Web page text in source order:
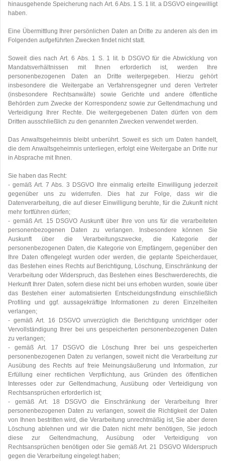
hinausgehende Speicherung nach Art. 6 Abs. 1 S. 1 lit. a DSGVO eingewilligt
haben.
Eine Übermittlung Ihrer persönlichen Daten an Dritte zu anderen als den im
Folgenden aufgeführten Zwecken findet nicht statt.
Soweit dies nach Art. 6 Abs. 1 S. 1 lit. b DSGVO für die Abwicklung von
Mandatsverhältnissen mit Ihnen erforderlich ist, werden Ihre
personenbezogenen Daten an Dritte weitergegeben. Hierzu gehört
insbesondere die Weitergabe an Verfahrensgegner und deren Vertreter
(insbesondere Rechtsanwälte) sowie Gerichte und andere öffentliche
Behörden zum Zwecke der Korrespondenz sowie zur Geltendmachung und
Verteidigung Ihrer Rechte. Die weitergegebenen Daten dürfen von dem
Dritten ausschließlich zu den genannten Zwecken verwendet werden.
Das Anwaltsgeheimnis bleibt unberührt. Soweit es sich um Daten handelt,
die dem Anwaltsgeheimnis unterliegen, erfolgt eine Weitergabe an Dritte nur
in Absprache mit Ihnen.
Sie haben das Recht:
- gemäß Art. 7 Abs. 3 DSGVO Ihre einmalig erteilte Einwilligung jederzeit
gegenüber uns zu widerrufen. Dies hat zur Folge, dass wir die
Datenverarbeitung, die auf dieser Einwilligung beruhte, für die Zukunft nicht
mehr fortführen dürfen;
- gemäß Art. 15 DSGVO Auskunft über Ihre von uns für die verarbeiteten
personenbezogenen Daten zu verlangen. Insbesondere können Sie
Auskunft über die Verarbeitungszwecke, die Kategorie der
personenbezogenen Daten, die Kategorie von Empfängern, gegenüber den
Ihre Daten offengelegt wurden oder werden, die geplante Speicherdauer,
das Bestehen eines Rechts auf Berichtigung, Löschung, Einschränkung der
Verarbeitung oder Widerspruch, das Bestehen eines Beschwerderechts, die
Herkunft Ihrer Daten, sofern diese nicht bei uns erhoben wurden, sowie über
das Bestehen einer automatisierten Entscheidungsfindung einschließlich
Profiling und ggf. aussagekräftige Informationen zu deren Einzelheiten
verlangen;
- gemäß Art. 16 DSGVO unverzüglich die Berichtigung unrichtiger oder
Vervollständigung Ihrer bei uns gespeicherten personenbezogenen Daten
zu verlangen;
- gemäß Art. 17 DSGVO die Löschung Ihrer bei uns gespeicherten
personenbezogenen Daten zu verlangen, soweit nicht die Verarbeitung zur
Ausübung des Rechts auf freie Meinungsäußerung und Information, zur
Erfüllung einer rechtlichen Verpflichtung, aus Gründen des öffentlichen
Interesses oder zur Geltendmachung, Ausübung oder Verteidigung von
Rechtsansprüchen erforderlich ist;
- gemäß Art. 18 DSGVO die Einschränkung der Verarbeitung Ihrer
personenbezogenen Daten zu verlangen, soweit die Richtigkeit der Daten
von Ihnen bestritten wird, die Verarbeitung unrechtmäßig ist, Sie aber deren
Löschung ablehnen und wir die Daten nicht mehr benötigen, Sie jedoch
diese zur Geltendmachung, Ausübung oder Verteidigung von
Rechtsansprüchen benötigen oder Sie gemäß Art. 21 DSGVO Widerspruch
gegen die Verarbeitung eingelegt haben;